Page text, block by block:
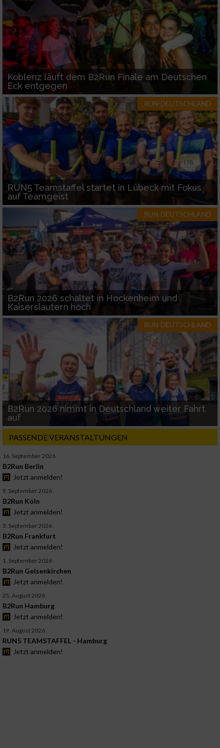
Koblenz läuft dem B2Run Finale am Deutschen
Eck entgegen
RUN-DEUTSCHLAND
RUN5 Teamstaffel startet in Lübeck mit Fokus
auf Teamgeist
RUN-DEUTSCHLAND
B2Run 2026 schaltet in Hockenheim und
Kaiserslautern hoch
RUN-DEUTSCHLAND
B2Run 2026 nimmt in Deutschland weiter Fahrt
auf
PASSENDE VERANSTALTUNGEN
16. September 2026
B2Run Berlin
Jetzt anmelden!
9. September 2026
B2Run Köln
Jetzt anmelden!
3. September 2026
B2Run Frankfurt
Jetzt anmelden!
1. September 2026
B2Run Gelsenkirchen
Jetzt anmelden!
25. August 2026
B2Run Hamburg
Jetzt anmelden!
19. August 2026
RUN5 TEAMSTAFFEL - Hamburg
Jetzt anmelden!